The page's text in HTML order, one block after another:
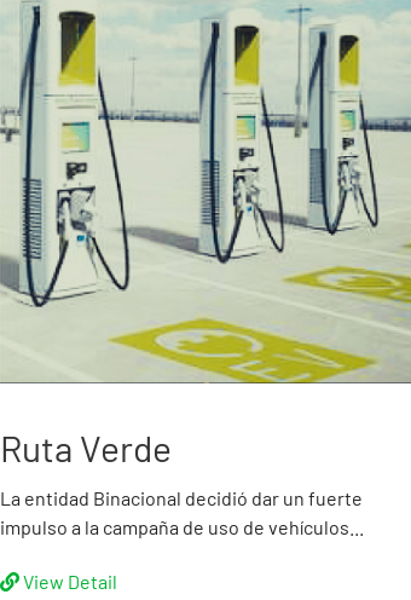
Ruta Verde
La entidad Binacional decidió dar un fuerte
impulso a la campaña de uso de vehículos...
View Detail